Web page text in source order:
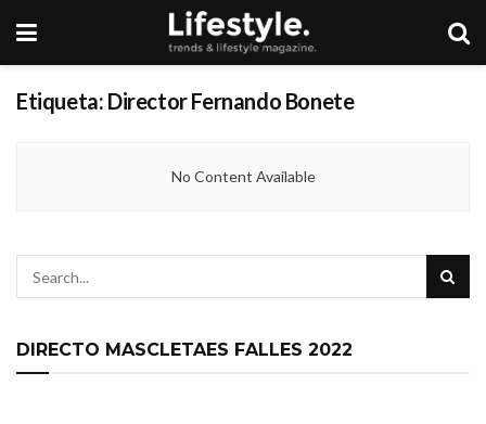
Etiqueta: Director Fernando Bonete
No Content Available
DIRECTO MASCLETAES FALLES 2022